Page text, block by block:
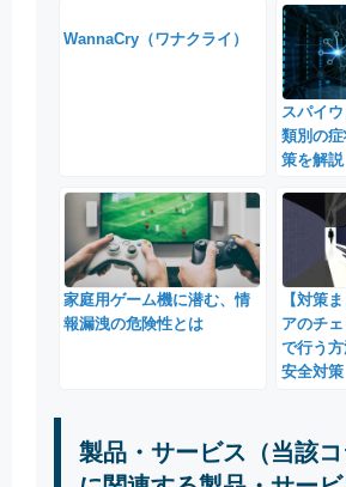
WannaCry（ワナクライ）
スパイ
類別の
策を解説
家庭用ゲーム機に潜む、情
報漏洩の危険性とは
【対策
アのチ
で行う
安全対策
製品・サービス（当該